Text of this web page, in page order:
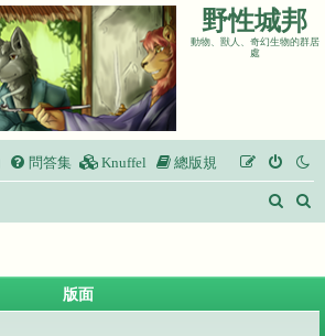
野性城邦
動物、獸人、奇幻生物的群居
處
問答集 Knuffel 總版規
搜
版面